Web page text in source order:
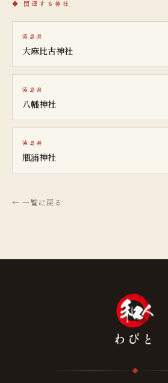
◆ 関連する神社
徳島県
大麻比古神社
徳島県
八幡神社
徳島県
瓶浦神社
← 一覧に戻る
わびと